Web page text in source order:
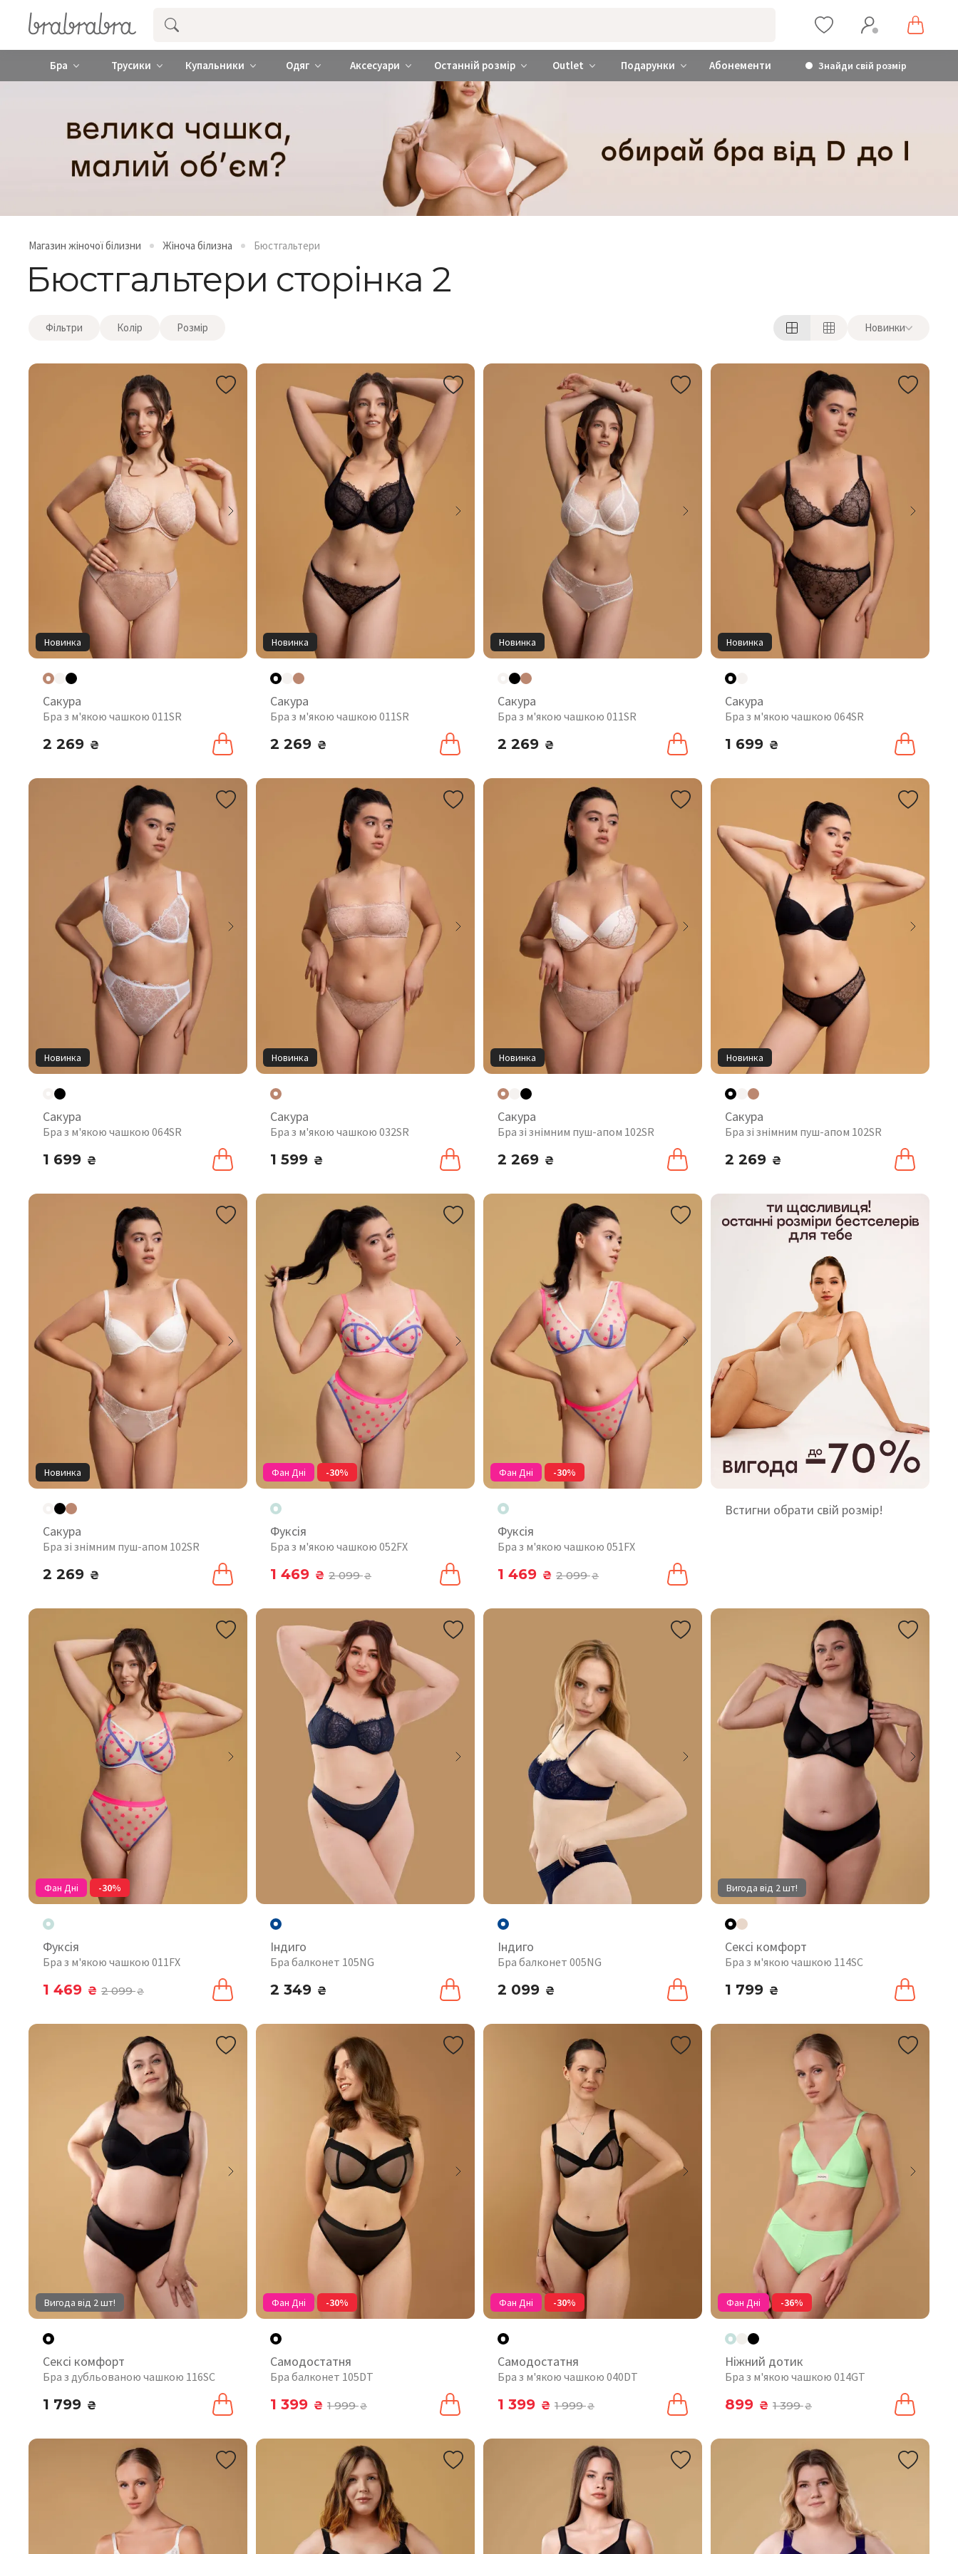
Купити нижню жіночу білизну ❤️ brabrabra ❤️ Київ та Україна
Бра Трусики Купальники Одяг Аксесуари Останній розмір Outlet Подарунки Абонементи Знайди свій розмір
Магазин жіночої білизни Жіноча білизна Бюстгальтери
Бюстгальтери сторінка 2
Фільтри Колір Розмір Новинки
Новинка
Сакура
Бра з м'якою чашкою 011SR
2 269 ₴
Новинка
Сакура
Бра з м'якою чашкою 011SR
2 269 ₴
Новинка
Сакура
Бра з м'якою чашкою 011SR
2 269 ₴
Новинка
Сакура
Бра з м'якою чашкою 064SR
1 699 ₴
Новинка
Сакура
Бра з м'якою чашкою 064SR
1 699 ₴
Новинка
Сакура
Бра з м'якою чашкою 032SR
1 599 ₴
Новинка
Сакура
Бра зі знімним пуш-апом 102SR
2 269 ₴
Новинка
Сакура
Бра зі знімним пуш-апом 102SR
2 269 ₴
Новинка
Сакура
Бра зі знімним пуш-апом 102SR
2 269 ₴
Фан Дні -30%
Фуксія
Бра з м'якою чашкою 052FX
1 469 ₴ 2 099₴
Фан Дні -30%
Фуксія
Бра з м'якою чашкою 051FX
1 469 ₴ 2 099₴
Встигни обрати свій розмір!
Фан Дні -30%
Фуксія
Бра з м'якою чашкою 011FX
1 469 ₴ 2 099₴
Індиго
Бра балконет 105NG
2 349 ₴
Індиго
Бра балконет 005NG
2 099 ₴
Вигода від 2 шт!
Сексі комфорт
Бра з м'якою чашкою 114SC
1 799 ₴
Вигода від 2 шт!
Сексі комфорт
Бра з дубльованою чашкою 116SC
1 799 ₴
Фан Дні -30%
Самодостатня
Бра балконет 105DT
1 399 ₴ 1 999₴
Фан Дні -30%
Самодостатня
Бра з м'якою чашкою 040DT
1 399 ₴ 1 999₴
Фан Дні -36%
Ніжний дотик
Бра з м'якою чашкою 014GT
899 ₴ 1 399₴